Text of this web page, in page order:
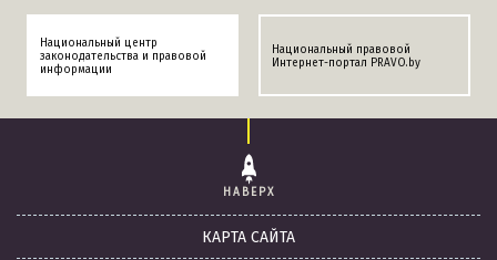
Национальный центр
законодательства и правовой
информации
Национальный правовой
Интернет-портал PRAVO.by
НАВЕРХ
КАРТА САЙТА